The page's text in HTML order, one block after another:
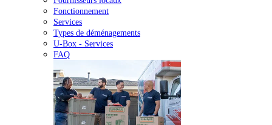
Fonctionnement
Services
Types de déménagements
U-Box - Services
FAQ